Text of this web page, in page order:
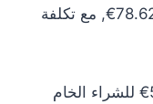
الشراء إلى 76.33€ وسعر البيع إلى 78.62€, مع تكلفة
سعر الذهب عيار 14 اليوم يبلغ 53.97€ للشراء الخام